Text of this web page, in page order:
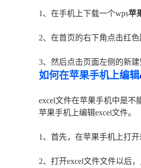
1、在手机上下载一个wps苹
2、在首页的右下角点击红
3、然后点击页面左侧的新
如何在苹果手机上编辑
excel文件在苹果手机中是
苹果手机上编辑excel文件。
1、首先，在苹果手机上打开
2、打开excel文件文件以后